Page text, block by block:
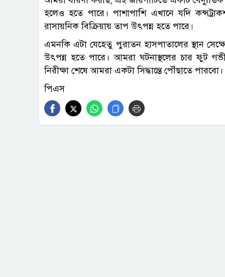
হলেও হতে পারে। পাশাপাশি এখানে যদি
রাসায়নিক বিক্রিয়ায় তাপ উৎপন্ন হতে পারে।
এমনকি এটা যেহেতু পুরাতন হাসপাতালের স্থান
উৎপন্ন হতে পারে। আমরা ঘটনাস্থলের চার ফুট
নিরীক্ষা শেষে আমরা একটা সিদ্ধান্তে পৌঁছাতে পারবো।
পিএস